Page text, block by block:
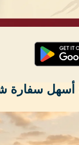
أسهل سفارة